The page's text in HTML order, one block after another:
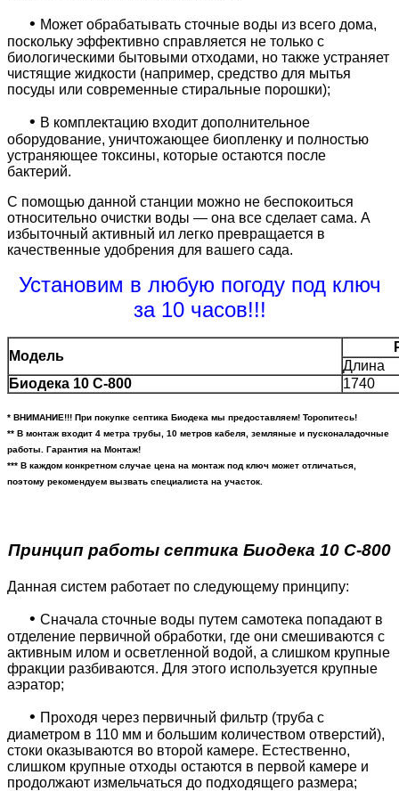
• Может обрабатывать сточные воды из всего дома,
поскольку эффективно справляется не только с
биологическими бытовыми отходами, но также устраняет
чистящие жидкости (например, средство для мытья
посуды или современные стиральные порошки);
• В комплектацию входит дополнительное
оборудование, уничтожающее биопленку и полностью
устраняющее токсины, которые остаются после
бактерий.
С помощью данной станции можно не беспокоиться
относительно очистки воды — она все сделает сама. А
избыточный активный ил легко превращается в
качественные удобрения для вашего сада.
Установим в любую погоду под ключ
за 10 часов!!!
Модель
Длина
Биодека 10 С-800
1740
* ВНИМАНИЕ!!! При покупке септика Биодека мы предоставляем! Торопитесь!
** В монтаж входит 4 метра трубы, 10 метров кабеля, земляные и пусконаладочные
работы. Гарантия на Монтаж!
*** В каждом конкретном случае цена на монтаж под ключ может отличаться,
поэтому рекомендуем вызвать специалиста на участок.
Принцип работы септика Биодека 10 C-800
Данная систем работает по следующему принципу:
• Сначала сточные воды путем самотека попадают в
отделение первичной обработки, где они смешиваются с
активным илом и осветленной водой, а слишком крупные
фракции разбиваются. Для этого используется крупные
аэратор;
• Проходя через первичный фильтр (труба с
диаметром в 110 мм и большим количеством отверстий),
стоки оказываются во второй камере. Естественно,
слишком крупные отходы остаются в первой камере и
продолжают измельчаться до подходящего размера;